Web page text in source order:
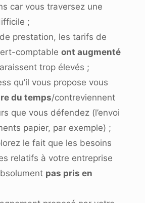
car vous traversez une
;
prestation, les tarifs de
comptable ont augmenté
trop élevés ;
qu’il vous propose vous
du temps/contreviennent
que vous défendez (l’envoi
papier, par exemple) ;
le fait que les besoins
relatifs à votre entreprise
pas pris en